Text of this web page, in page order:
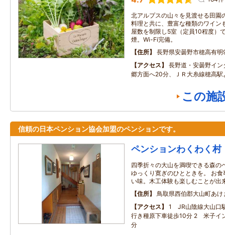
北アルプスの山々を見渡せる田園
料理と共に、豊富な種類のワイン
屋数を制限し5室（定員10程度）
煙。Wi-Fi完備。
住所
長野県安曇野市穂高有明
アクセス
長野道・安曇野イ
郷方面へ20分、ＪＲ大糸線穂高駅
この施
信頼の日本ペンション協会加盟のペンションです。
ペンションわくわく村
四季折々の大山を満喫できる森の
ゆっくり寛ぎのひとときを。 お
い味。木工体験も楽しむことが出
住所
鳥取県西伯郡大山町あ
アクセス
1 JR山陰線大山口
行き種原下車徒歩10分 2 米子イ
分